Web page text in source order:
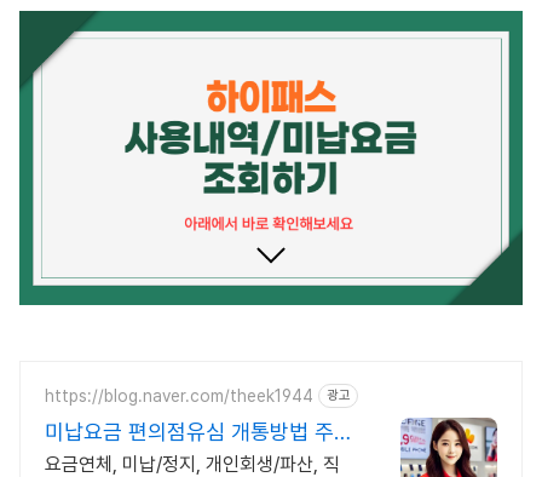
https://blog.naver.com/theek1944 광고
미납요금 편의점유심 개통방법 주
말 개통 OK 상담 OK
요금연체, 미납/정지, 개인회생/파산, 직